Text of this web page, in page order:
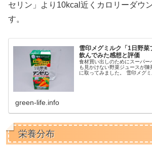
セリン」より10kcal近くカロリーダウ
す。
雪印メグミルク「1日野
飲んでみた感想と評価
食材買い出しのためにスーパー
も見かけない野菜ジュースが
に取ってみました。 雪印メグ
green-life.info
栄養分布